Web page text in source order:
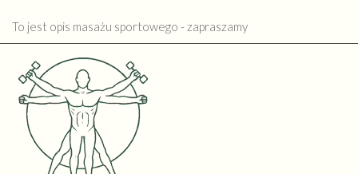
To jest opis masażu sportowego - zapraszamy